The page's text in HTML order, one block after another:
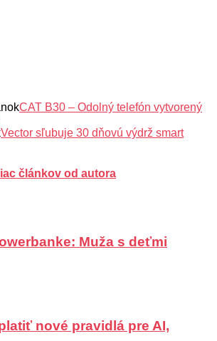
CAT B30 – Odolný telefón vytvorený
Vector sľubuje 30 dňovú výdrž smart
článkov od autora
Muža s deťmi
nové pravidlá pre AI,